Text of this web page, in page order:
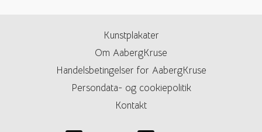
Kunstplakater
Om AabergKruse
Handelsbetingelser for AabergKruse
Persondata- og cookiepolitik
Kontakt